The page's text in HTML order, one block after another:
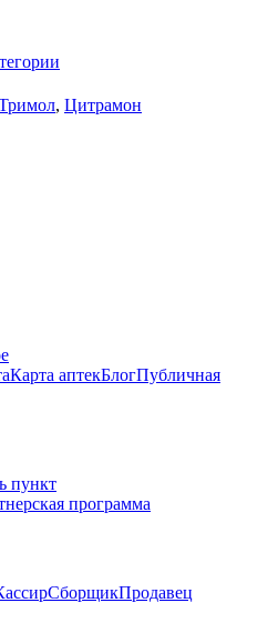
, Цитрамон
Карта аптекБлогПубличная
пункт
программа
СборщикПродавец